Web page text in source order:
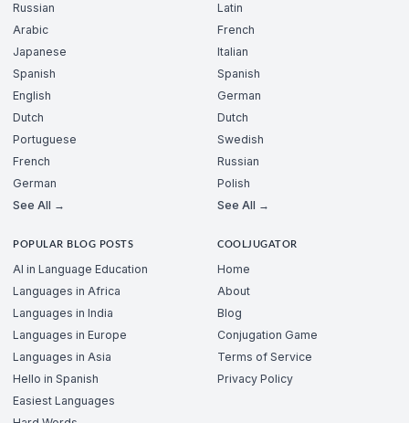
Russian
Arabic
Japanese
Spanish
English
Dutch
Portuguese
French
German
See All →
Latin
French
Italian
Spanish
German
Dutch
Swedish
Russian
Polish
See All →
POPULAR BLOG POSTS
AI in Language Education
Languages in Africa
Languages in India
Languages in Europe
Languages in Asia
Hello in Spanish
Easiest Languages
COOLJUGATOR
Home
About
Blog
Conjugation Game
Terms of Service
Privacy Policy